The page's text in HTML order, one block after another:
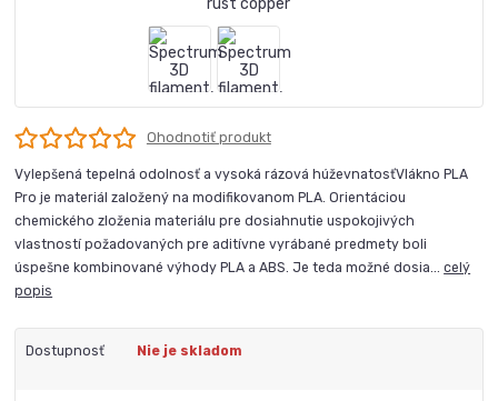
Ohodnotiť produkt
Vylepšená tepelná odolnosť a vysoká rázová húževnatosťVlákno PLA
Pro je materiál založený na modifikovanom PLA. Orientáciou
chemického zloženia materiálu pre dosiahnutie uspokojivých
vlastností požadovaných pre aditívne vyrábané predmety boli
úspešne kombinované výhody PLA a ABS. Je teda možné dosia...celý
popis
Dostupnosť Nie je skladom